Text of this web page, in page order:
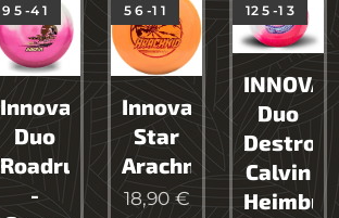
Innova
Duo
Roadrunner
-
9 5 -4 1
Innova
Star
Arachnid
5 6 -1 1
18,90€
INNOVA
Duo
Calvin
12 5 -1 3